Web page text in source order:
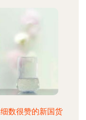
数很赞的新国货